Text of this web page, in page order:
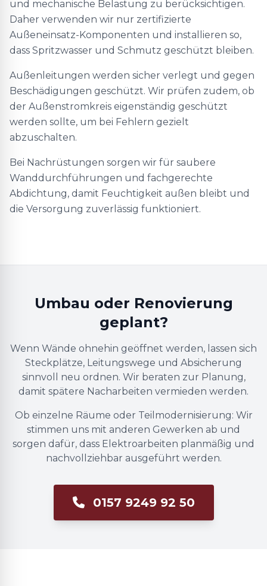
und mechanische Belastung zu berücksichtigen.
Daher verwenden wir nur zertifizierte
Außeneinsatz-Komponenten und installieren so,
dass Spritzwasser und Schmutz geschützt bleiben.
Außenleitungen werden sicher verlegt und gegen
Beschädigungen geschützt. Wir prüfen zudem, ob
der Außenstromkreis eigenständig geschützt
werden sollte, um bei Fehlern gezielt
abzuschalten.
Bei Nachrüstungen sorgen wir für saubere
Wanddurchführungen und fachgerechte
Abdichtung, damit Feuchtigkeit außen bleibt und
die Versorgung zuverlässig funktioniert.
Umbau oder Renovierung
geplant?
Wenn Wände ohnehin geöffnet werden, lassen sich
Steckplätze, Leitungswege und Absicherung
sinnvoll neu ordnen. Wir beraten zur Planung,
damit spätere Nacharbeiten vermieden werden.
Ob einzelne Räume oder Teilmodernisierung: Wir
stimmen uns mit anderen Gewerken ab und
sorgen dafür, dass Elektroarbeiten planmäßig und
nachvollziehbar ausgeführt werden.
0157 9249 92 50